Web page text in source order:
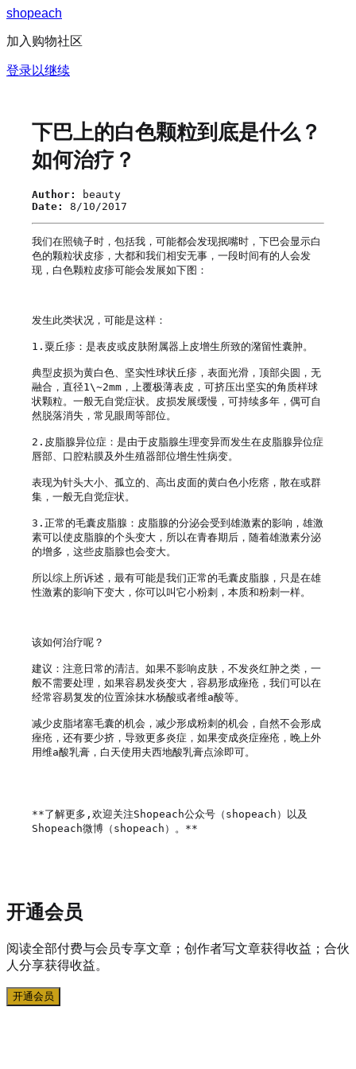
shopeach
加入购物社区
登录以继续
下巴上的白色颗粒到底是什么？
如何治疗？
Author:
beauty
Date:
8/10/2017
我们在照镜子时，包括我，可能都会发现抿嘴时，下巴会显示白
色的颗粒状皮疹，大都和我们相安无事，一段时间有的人会发
现，白色颗粒皮疹可能会发展如下图：
发生此类状况，可能是这样：
1.粟丘疹：是表皮或皮肤附属器上皮增生所致的潴留性囊肿。
典型皮损为黄白色、坚实性球状丘疹，表面光滑，顶部尖圆，无
融合，直径1\~2mm，上覆极薄表皮，可挤压出坚实的角质样球
状颗粒。一般无自觉症状。皮损发展缓慢，可持续多年，偶可自
然脱落消失，常见眼周等部位。
2.皮脂腺异位症：是由于皮脂腺生理变异而发生在皮脂腺异位症
唇部、口腔粘膜及外生殖器部位增生性病变。
表现为针头大小、孤立的、高出皮面的黄白色小疙瘩，散在或群
集，一般无自觉症状。
3.正常的毛囊皮脂腺：皮脂腺的分泌会受到雄激素的影响，雄激
素可以使皮脂腺的个头变大，所以在青春期后，随着雄激素分泌
的增多，这些皮脂腺也会变大。
所以综上所诉述，最有可能是我们正常的毛囊皮脂腺，只是在雄
性激素的影响下变大，你可以叫它小粉刺，本质和粉刺一样。
该如何治疗呢？
建议：注意日常的清洁。如果不影响皮肤，不发炎红肿之类，一
般不需要处理，如果容易发炎变大，容易形成痤疮，我们可以在
经常容易复发的位置涂抹水杨酸或者维a酸等。
减少皮脂堵塞毛囊的机会，减少形成粉刺的机会，自然不会形成
痤疮，还有要少挤，导致更多炎症，如果变成炎症痤疮，晚上外
用维a酸乳膏，白天使用夫西地酸乳膏点涂即可。
**了解更多,欢迎关注Shopeach公众号（shopeach）以及
Shopeach微博（shopeach）。**
开通会员
阅读全部付费与会员专享文章；创作者写文章获得收益；合伙
人分享获得收益。
开通会员